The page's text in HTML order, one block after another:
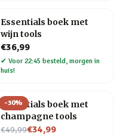
Essentials boek met
wijn tools
€36,99
✔ Voor 22:45 besteld, morgen in
huis!
-30%
Essentials boek met
champagne tools
€49,99
Nu voor€34,99